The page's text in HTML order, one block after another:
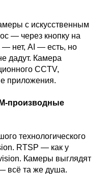
с искусственным
— через кнопку на
— нет, AI — есть, но
дадут. Камера
CCTV,
приложения.
производные
технологического
RTSP — как у
Камеры выглядят
всё та же душа.